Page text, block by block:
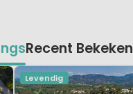
Recent Bekeken
Levendig